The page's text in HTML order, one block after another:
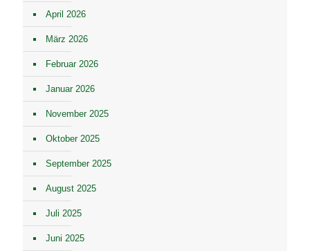
April 2026
März 2026
Februar 2026
Januar 2026
November 2025
Oktober 2025
September 2025
August 2025
Juli 2025
Juni 2025